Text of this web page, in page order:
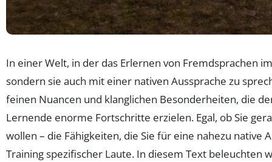
In einer Welt, in der das Erlernen von Fremdsprachen
sondern sie auch mit einer nativen Aussprache zu
feinen Nuancen und klanglichen Besonderheiten, die
Lernende enorme Fortschritte erzielen. Egal, ob Sie
wollen – die Fähigkeiten, die Sie für eine nahezu
Training spezifischer Laute. In diesem Text beleuchten